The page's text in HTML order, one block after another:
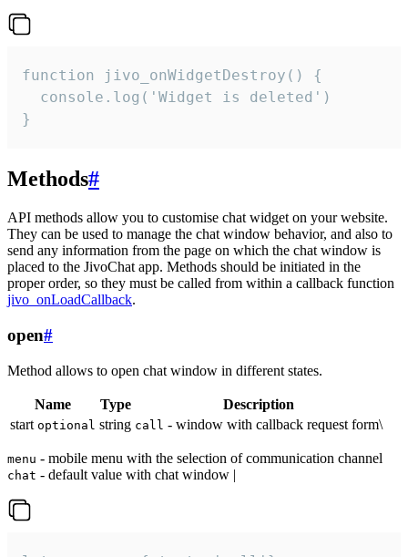
function jivo_onWidgetDestroy() {
  console.log('Widget is deleted')
}
Methods#
API methods allow you to customise chat widget on your website.
They can be used to manage the chat window behavior, and also to
send any information from the page on which the chat window is
placed to the JivoChat app. Methods should be initiated in the
proper order, so they must be called from within a callback function
jivo_onLoadCallback.
open#
Method allows to open chat window in different states.
Name Type
Description
start optional string call - window with callback request form\
menu - mobile menu with the selection of communication channel
chat - default value with chat window |